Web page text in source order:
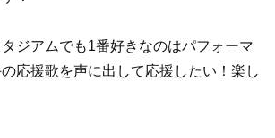
ジアムでも1番好きなのはパフォーマ
応援歌を声に出して応援したい！楽し